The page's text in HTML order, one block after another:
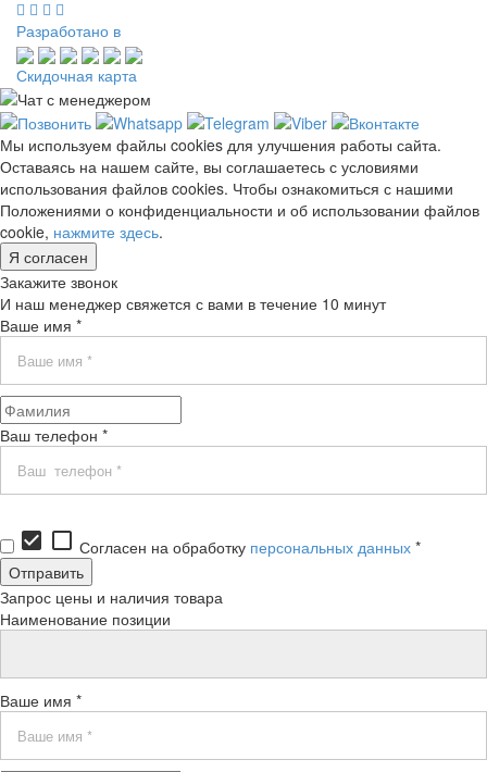
Разработано в
Скидочная карта
Мы используем файлы cookies для улучшения работы сайта.
Оставаясь на нашем сайте, вы соглашаетесь с условиями
использования файлов cookies. Чтобы ознакомиться с нашими
Положениями о конфиденциальности и об использовании файлов
cookie, нажмите здесь.
Я согласен
Закажите звонок
И наш менеджер свяжется с вами в течение 10 минут
Ваше имя *
Ваш телефон *
check_box check_box_outline_blank Согласен на обработку персональных данных *
Запрос цены и наличия товара
Наименование позиции
Ваше имя *